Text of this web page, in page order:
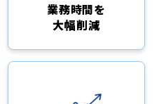
業務時間を
大幅削減